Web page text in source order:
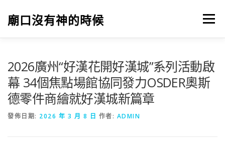
廟口沒有神的時候 選單
2026廣州“好漢花開好漢城”系列活動啟
幕 34個焦點場館協同發力OSDER奧斯
德零件商繪就好漢城新篇章
發佈日期: 2026 年 3 月 8 日 作者: ADMIN